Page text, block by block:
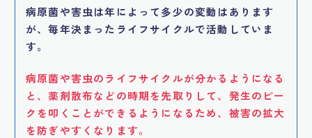
病原菌や害虫は年によって多少の変動はあります
が、毎年決まったライフサイクルで活動していま
す。
病原菌や害虫のライフサイクルが分かるようになる
と、薬剤散布などの時期を先取りして、発生のピー
クを叩くことができるようになるため、被害の拡大
を防ぎやすくなります。